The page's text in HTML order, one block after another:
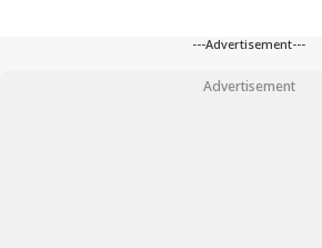
---Advertisement---
Advertisement